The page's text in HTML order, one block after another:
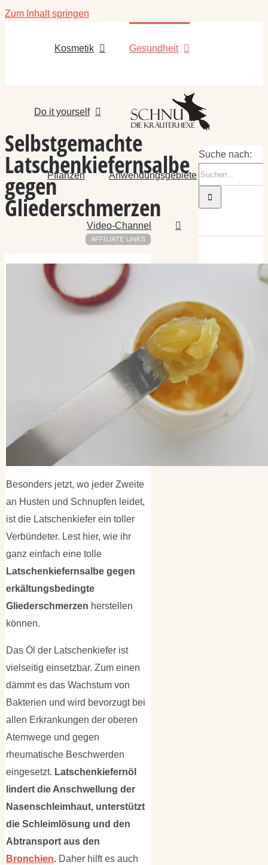
Zum Inhalt springen
Kosmetik Gesundheit
Do it yourself
Pflanzen Anwendungsgebiete
Video-Channel
Selbstgemachte
Latschenkiefernsalbe
gegen
Gliederschmerzen
AFFILIATE LINKS
Besonders jetzt, wo jeder Zweite
an Husten und Schnupfen leidet,
ist die Latschenkiefer ein toller
Verbündeter. Lest hier, wie ihr
ganz einfach eine tolle
Latschenkiefernsalbe gegen
erkältungsbedingte
Gliederschmerzen herstellen
können.
Das Öl der Latschenkiefer ist
vielseitig einsetzbar. Zum einen
dämmt es das Wachstum von
Bakterien und wird bevorzugt bei
allen Erkrankungen der oberen
Atemwege und gegen
rheumatische Beschwerden
eingesetzt. Latschenkiefernöl
lindert die Anschwellung der
Nasenschleimhaut, unterstützt
die Schleimlösung und den
Abtransport aus den
Bronchien.Daher hilft es auch
Suche nach:
Archiv
Archiv